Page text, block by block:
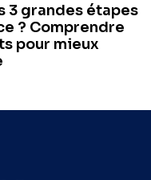
3 grandes étapes
? Comprendre
pour mieux